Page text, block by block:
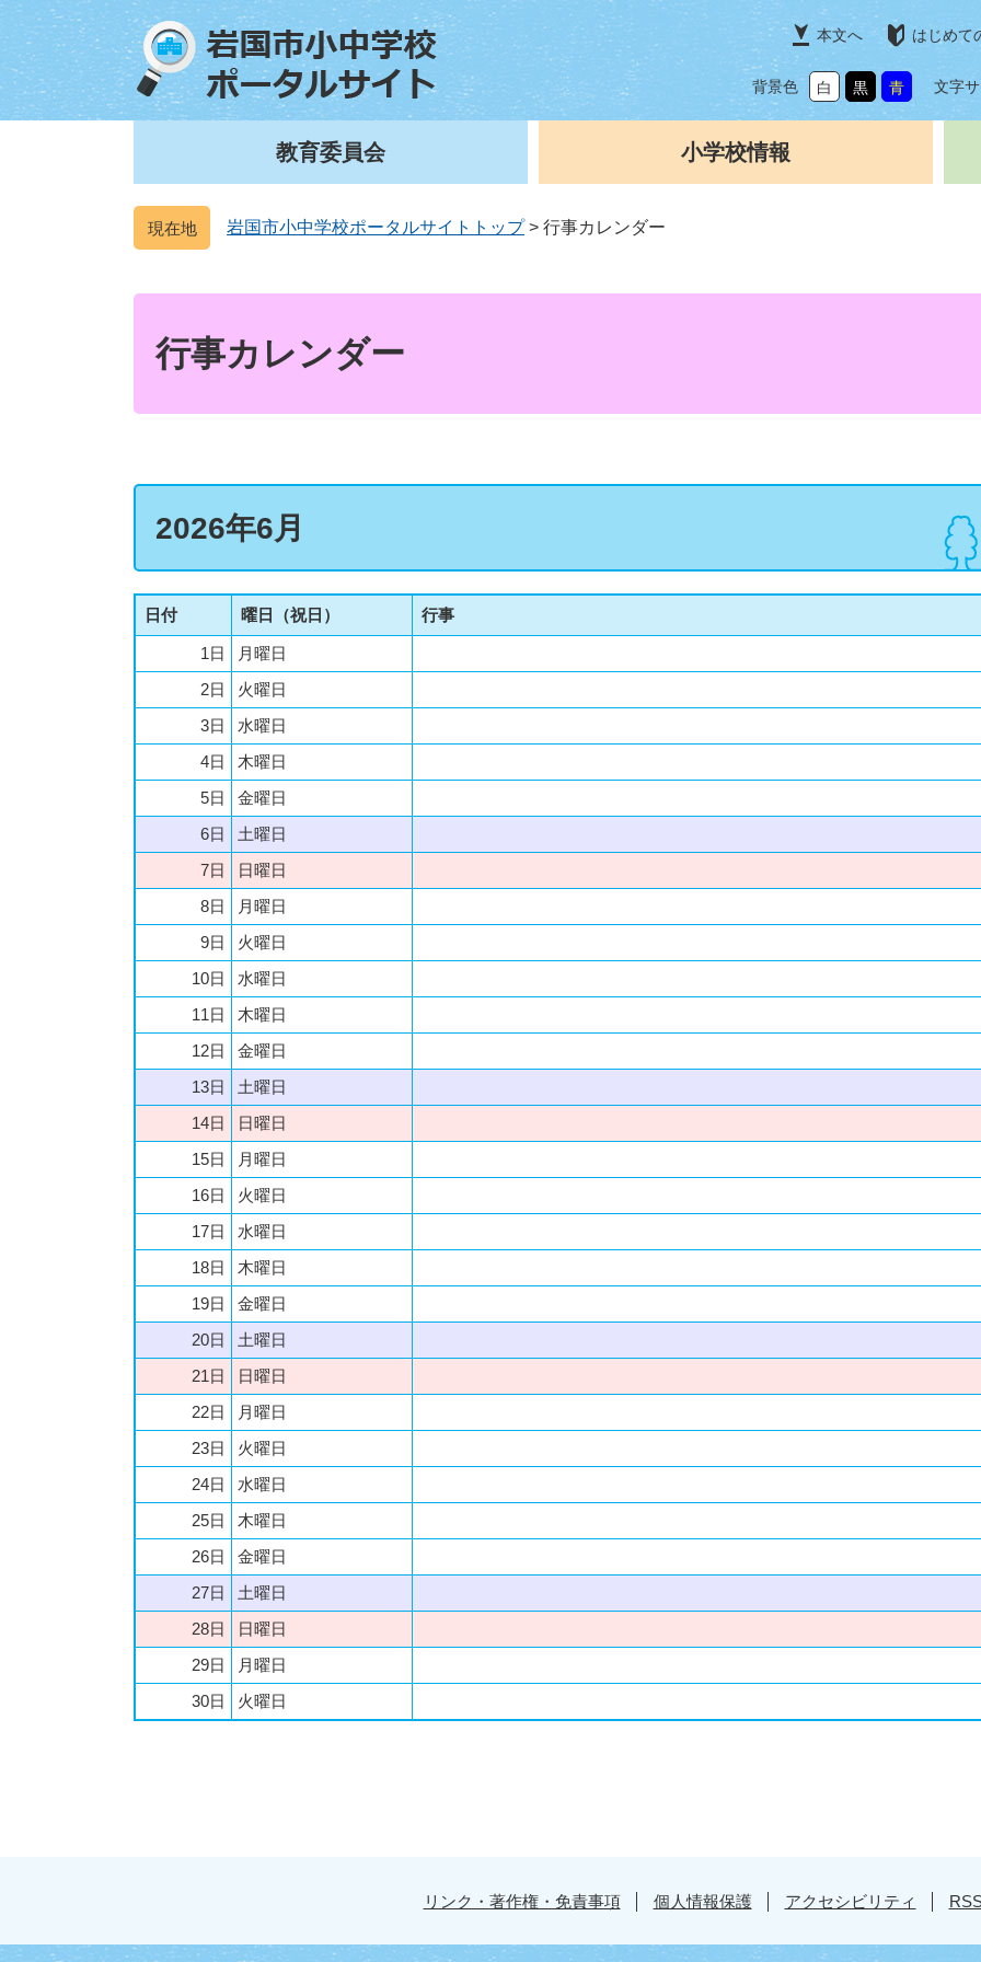
ジ
の
先
ュ
ー
を
本文へ はじめて
背景色 白 黒 青 文字
教育委員会 小学校情報
岩国市小中学校ポータルサイトトップ > 行事カレンダー
行事カレンダー
2026年6月
日付 曜日（祝日） 行事
1日
月曜日
2日
火曜日
3日
水曜日
4日
木曜日
5日
金曜日
6日
土曜日
7日
日曜日
8日
月曜日
9日
火曜日
10日
水曜日
11日
木曜日
12日
金曜日
13日
土曜日
14日
日曜日
15日
月曜日
16日
火曜日
17日
水曜日
18日
木曜日
19日
金曜日
20日
土曜日
21日
日曜日
22日
月曜日
23日
火曜日
24日
水曜日
25日
木曜日
26日
金曜日
27日
土曜日
28日
日曜日
29日
月曜日
30日
火曜日
リンク・著作権・免責事項 個人情報保護 アクセシビリティ